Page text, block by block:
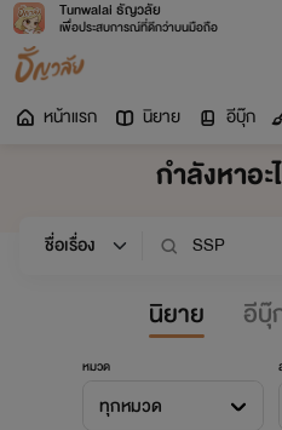
Tunwalai ธัญวลัย
เพื่อประสบการณ์ที่ดีกว่าบนมือถือ
หน้าแรก นิยาย อีบุ๊ก
กำลังหาอ
นิยาย อีบุ๊
หมวด
ทุกหมวด